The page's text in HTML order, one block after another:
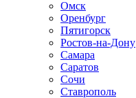
Омск
Оренбург
Пятигорск
Ростов-на-Дону
Самара
Саратов
Сочи
Ставрополь